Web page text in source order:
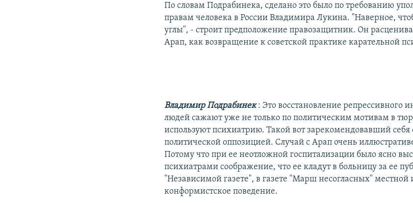
По словам Подрабинека, сделано это было по требованию
правам человека в России Владимира Лукина. "Наверное,
углы", - строит предположение правозащитник. Он
Арап, как возвращение к советской практике карательной
Владимир Подрабинек: Это восстановление репрессивного
людей сажают уже не только по политическим мотивам в
используют психиатрию. Такой вот зарекомендовавший себя
политической оппозицией. Случай с Арап очень
Потому что при ее неотложной госпитализации было ясно
психиатрами соображение, что ее кладут в больницу за ее
"Независимой газете", в газете "Марш несогласных" местной
конформистское поведение.